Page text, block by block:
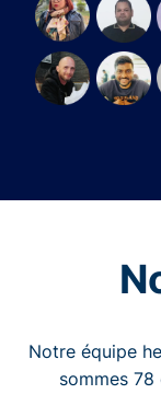
Notre équipe
sommes